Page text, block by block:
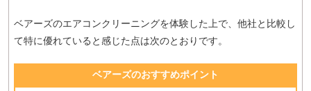
ベアーズのエアコンクリーニングを体験した上で、他社と比較し
て特に優れていると感じた点は次のとおりです。
ベアーズのおすすめポイント